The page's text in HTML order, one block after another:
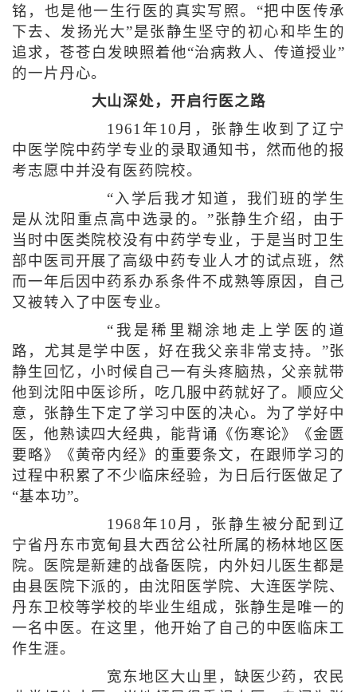
铭，也是他一生行医的真实写照。“把中医传承
下去、发扬光大”是张静生坚守的初心和毕生的
追求，苍苍白发映照着他“治病救人、传道授业”
的一片丹心。
大山深处，开启行医之路
1961年10月，张静生收到了辽宁
中医学院中药学专业的录取通知书，然而他的报
考志愿中并没有医药院校。
“入学后我才知道，我们班的学生
是从沈阳重点高中选录的。”张静生介绍，由于
当时中医类院校没有中药学专业，于是当时卫生
部中医司开展了高级中药专业人才的试点班，然
而一年后因中药系办系条件不成熟等原因，自己
又被转入了中医专业。
“我是稀里糊涂地走上学医的道
路，尤其是学中医，好在我父亲非常支持。”张
静生回忆，小时候自己一有头疼脑热，父亲就带
他到沈阳中医诊所，吃几服中药就好了。顺应父
意，张静生下定了学习中医的决心。为了学好中
医，他熟读四大经典，能背诵《伤寒论》《金匮
要略》《黄帝内经》的重要条文，在跟师学习的
过程中积累了不少临床经验，为日后行医做足了
“基本功”。
1968年10月，张静生被分配到辽
宁省丹东市宽甸县大西岔公社所属的杨林地区医
院。医院是新建的战备医院，内外妇儿医生都是
由县医院下派的，由沈阳医学院、大连医学院、
丹东卫校等学校的毕业生组成，张静生是唯一的
一名中医。在这里，他开始了自己的中医临床工
作生涯。
宽东地区大山里，缺医少药，农民